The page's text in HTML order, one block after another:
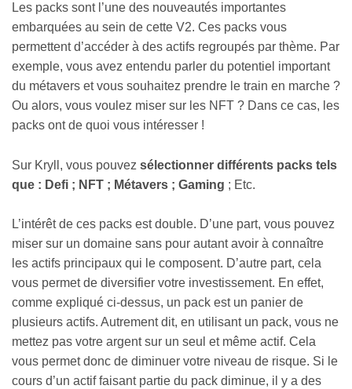
Les packs sont l’une des nouveautés importantes
embarquées au sein de cette V2. Ces packs vous
permettent d’accéder à des actifs regroupés par thème. Par
exemple, vous avez entendu parler du potentiel important
du métavers et vous souhaitez prendre le train en marche ?
Ou alors, vous voulez miser sur les NFT ? Dans ce cas, les
packs ont de quoi vous intéresser !
Sur Kryll, vous pouvez sélectionner différents packs tels
que : Defi ; NFT ; Métavers ; Gaming ; Etc.
L’intérêt de ces packs est double. D’une part, vous pouvez
miser sur un domaine sans pour autant avoir à connaître
les actifs principaux qui le composent. D’autre part, cela
vous permet de diversifier votre investissement. En effet,
comme expliqué ci-dessus, un pack est un panier de
plusieurs actifs. Autrement dit, en utilisant un pack, vous ne
mettez pas votre argent sur un seul et même actif. Cela
vous permet donc de diminuer votre niveau de risque. Si le
cours d’un actif faisant partie du pack diminue, il y a des